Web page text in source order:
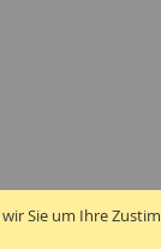
Sie um Ihre